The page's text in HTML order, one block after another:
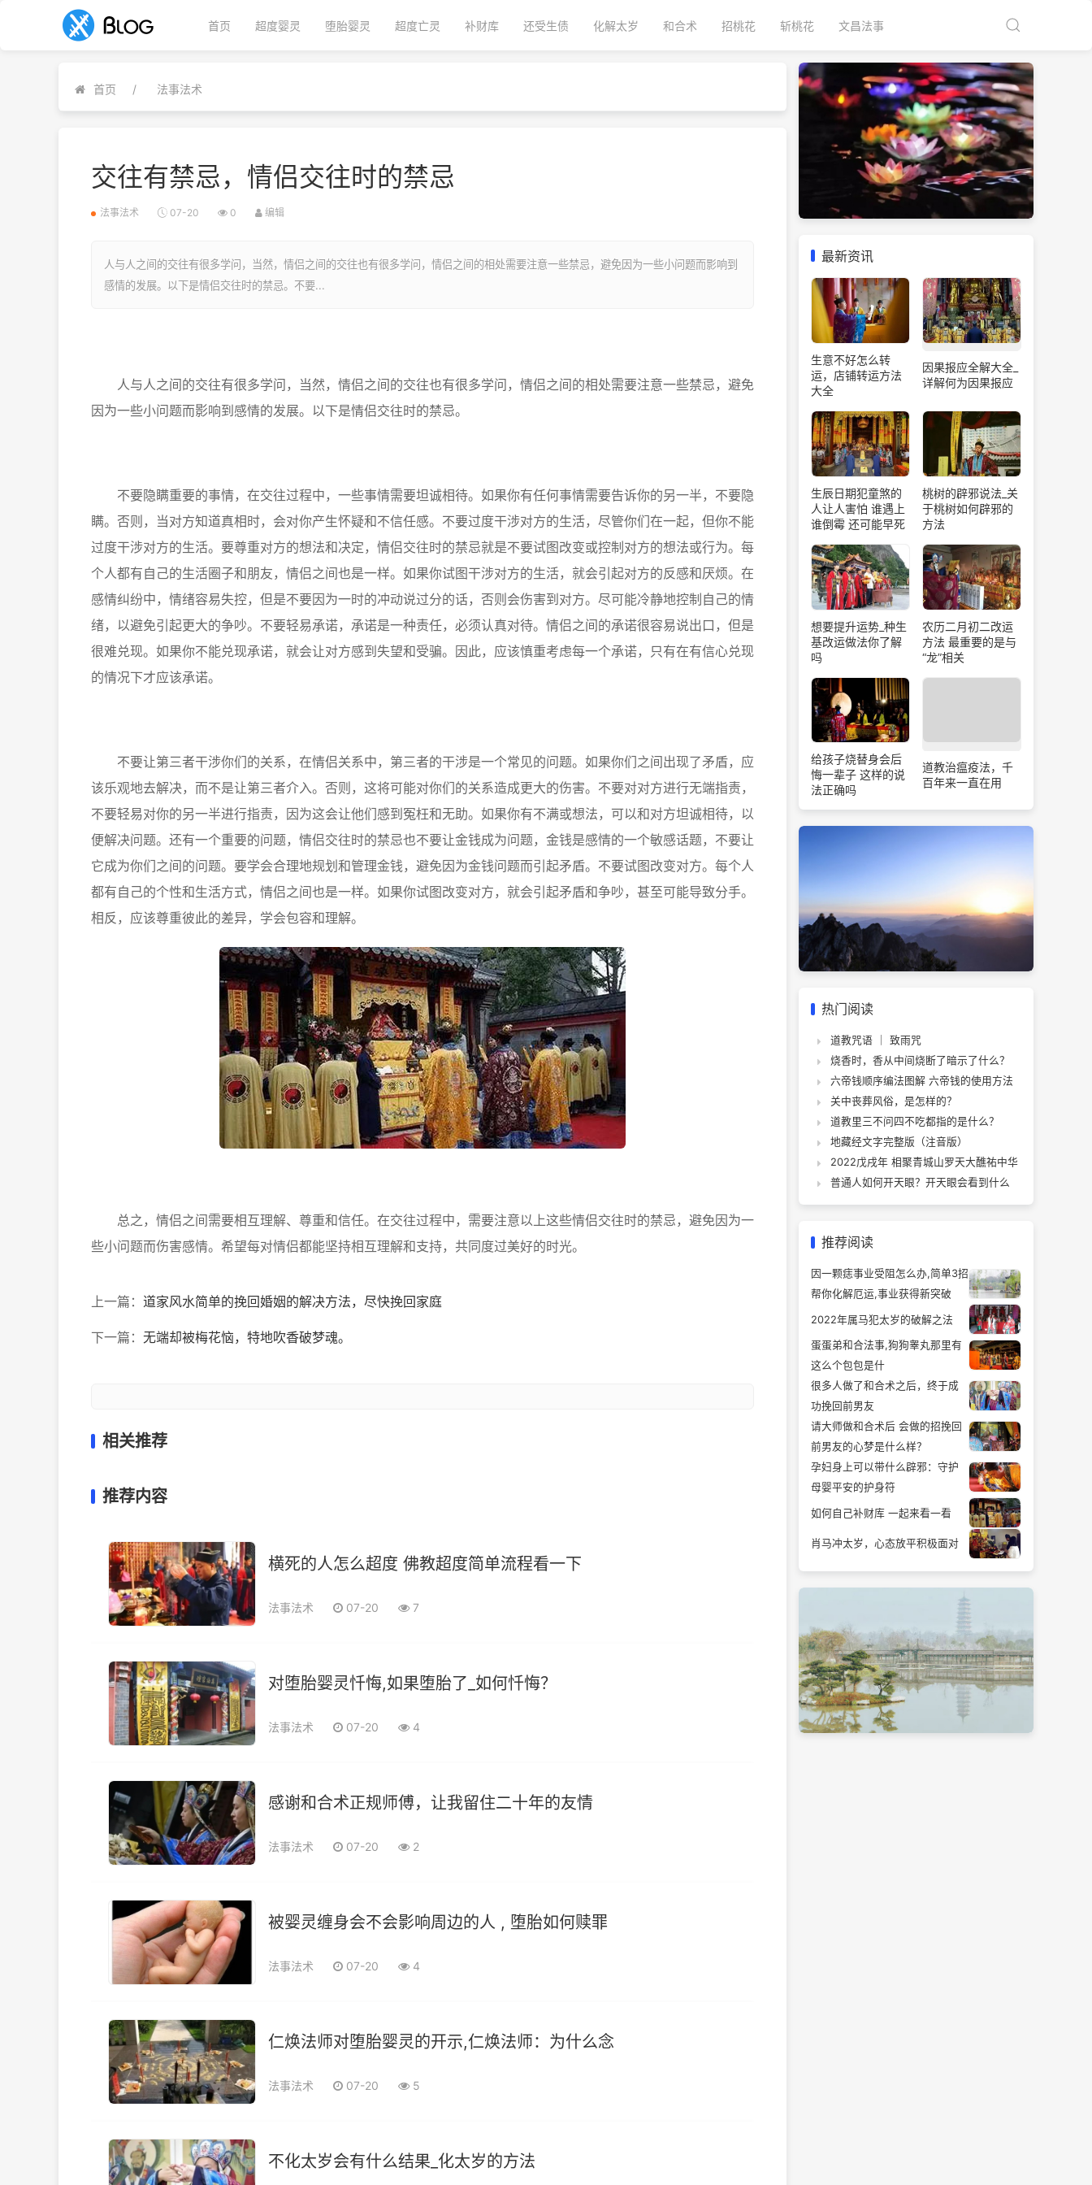
首页 超度婴灵 堕胎婴灵 超度亡灵 补财库 还受生债 化解太岁 和合术 招桃花 斩桃花 文昌法事
首页 法事法术
交往有禁忌，情侣交往时的禁忌
法事法术 07-20 0 编辑
人与人之间的交往有很多学问，当然，情侣之间的交往也有很多学问，情侣之间的相处需要注意一些禁忌，避免因为一些小问题而影响到
感情的发展。以下是情侣交往时的禁忌。不要...
人与人之间的交往有很多学问，当然，情侣之间的交往也有很多学问，情侣之间的相处需要注意一些禁忌，避免
因为一些小问题而影响到感情的发展。以下是情侣交往时的禁忌。
不要隐瞒重要的事情，在交往过程中，一些事情需要坦诚相待。如果你有任何事情需要告诉你的另一半，不要隐
瞒。否则，当对方知道真相时，会对你产生怀疑和不信任感。不要过度干涉对方的生活，尽管你们在一起，但你不能
过度干涉对方的生活。要尊重对方的想法和决定，情侣交往时的禁忌就是不要试图改变或控制对方的想法或行为。每
个人都有自己的生活圈子和朋友，情侣之间也是一样。如果你试图干涉对方的生活，就会引起对方的反感和厌烦。在
感情纠纷中，情绪容易失控，但是不要因为一时的冲动说过分的话，否则会伤害到对方。尽可能冷静地控制自己的情
绪，以避免引起更大的争吵。不要轻易承诺，承诺是一种责任，必须认真对待。情侣之间的承诺很容易说出口，但是
很难兑现。如果你不能兑现承诺，就会让对方感到失望和受骗。因此，应该慎重考虑每一个承诺，只有在有信心兑现
的情况下才应该承诺。
不要让第三者干涉你们的关系，在情侣关系中，第三者的干涉是一个常见的问题。如果你们之间出现了矛盾，应
该乐观地去解决，而不是让第三者介入。否则，这将可能对你们的关系造成更大的伤害。不要对对方进行无端指责，
不要轻易对你的另一半进行指责，因为这会让他们感到冤枉和无助。如果你有不满或想法，可以和对方坦诚相待，以
便解决问题。还有一个重要的问题，情侣交往时的禁忌也不要让金钱成为问题，金钱是感情的一个敏感话题，不要让
它成为你们之间的问题。要学会合理地规划和管理金钱，避免因为金钱问题而引起矛盾。不要试图改变对方。每个人
都有自己的个性和生活方式，情侣之间也是一样。如果你试图改变对方，就会引起矛盾和争吵，甚至可能导致分手。
相反，应该尊重彼此的差异，学会包容和理解。
总之，情侣之间需要相互理解、尊重和信任。在交往过程中，需要注意以上这些情侣交往时的禁忌，避免因为一
些小问题而伤害感情。希望每对情侣都能坚持相互理解和支持，共同度过美好的时光。
上一篇： 道家风水简单的挽回婚姻的解决方法，尽快挽回家庭
下一篇： 无端却被梅花恼，特地吹香破梦魂。
相关推荐
推荐内容
横死的人怎么超度 佛教超度简单流程看一下
法事法术 07-20 7
对堕胎婴灵忏悔,如果堕胎了_如何忏悔？
法事法术 07-20 4
感谢和合术正规师傅，让我留住二十年的友情
法事法术 07-20 2
被婴灵缠身会不会影响周边的人 , 堕胎如何赎罪
法事法术 07-20 4
仁焕法师对堕胎婴灵的开示,仁焕法师：为什么念
法事法术 07-20 5
不化太岁会有什么结果_化太岁的方法
最新资讯
生意不好怎么转
运，店铺转运方法
大全
因果报应全解大全_
详解何为因果报应
生辰日期犯童煞的
人让人害怕 谁遇上
谁倒霉 还可能早死
桃树的辟邪说法_关
于桃树如何辟邪的
方法
想要提升运势_种生
基改运做法你了解
吗
农历二月初二改运
方法 最重要的是与
“龙”相关
给孩子烧替身会后
悔一辈子 这样的说
法正确吗
道教治瘟疫法，千
百年来一直在用
热门阅读
道教咒语 ｜ 致雨咒
烧香时，香从中间烧断了暗示了什么？
六帝钱顺序编法图解 六帝钱的使用方法
关中丧葬风俗，是怎样的？
道教里三不问四不吃都指的是什么？
地藏经文字完整版（注音版）
2022戊戌年 相聚青城山罗天大醮祐中华
普通人如何开天眼？开天眼会看到什么
推荐阅读
因一颗痣事业受阻怎么办,简单3招
帮你化解厄运,事业获得新突破
2022年属马犯太岁的破解之法
蛋蛋弟和合法事,狗狗睾丸那里有
这么个包包是什
很多人做了和合术之后，终于成
功挽回前男友
请大师做和合术后 会做的招挽回
前男友的心梦是什么样？
孕妇身上可以带什么辟邪：守护
母婴平安的护身符
如何自己补财库 一起来看一看
肖马冲太岁，心态放平积极面对